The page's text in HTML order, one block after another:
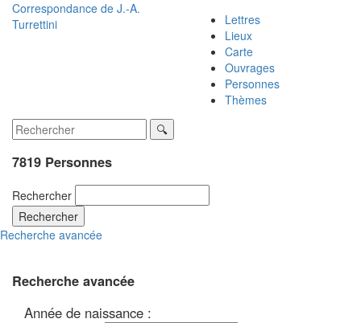
Correspondance de J.-A.
Turrettini
Lettres
Lieux
Carte
Ouvrages
Personnes
Thèmes
7819 Personnes
Rechercher
Rechercher
Recherche avancée
Recherche avancée
Année de naissance :